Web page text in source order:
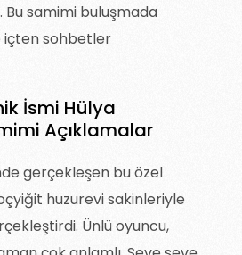
samimi buluşmada
içten sohbetler
İsmi Hülya
Açıklamalar
gerçekleşen bu özel
huzurevi sakinleriyle
Ünlü oyuncu,